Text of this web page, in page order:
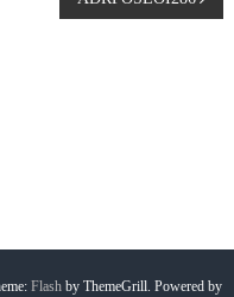
Flash by ThemeGrill. Powered by